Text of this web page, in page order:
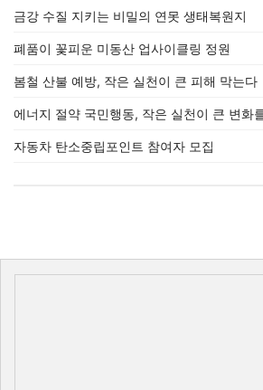
금강 수질 지키는 비밀의 연못 생태복원지
폐품이 꽃피운 미동산 업사이클링 정원
봄철 산불 예방, 작은 실천이 큰 피해 막는다
에너지 절약 국민행동, 작은 실천이 큰 변화
자동차 탄소중립포인트 참여자 모집